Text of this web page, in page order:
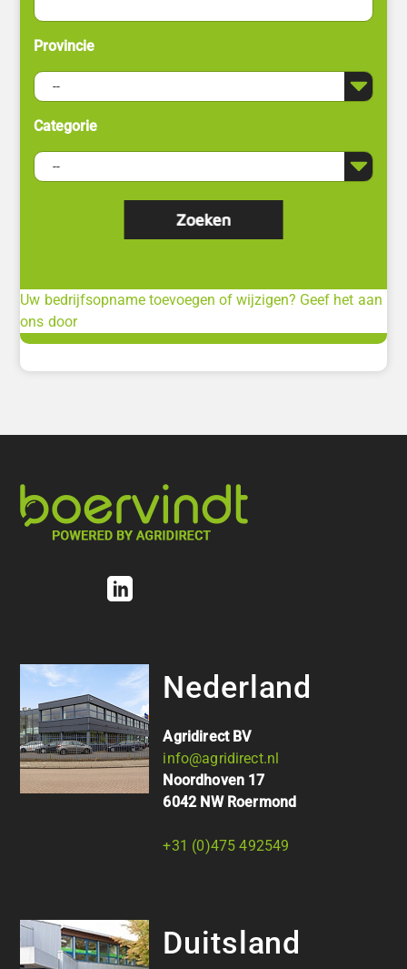
Provincie
Categorie
Uw bedrijfsopname toevoegen of wijzigen? Geef het aan
ons door
Nederland
Agridirect BV
info@agridirect.nl
Noordhoven 17
6042 NW Roermond
+31 (0)475 492549
Duitsland